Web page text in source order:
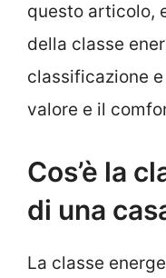
questo articolo,
della classe
classificazione
valore e il
Cos’è la
di una
La classe